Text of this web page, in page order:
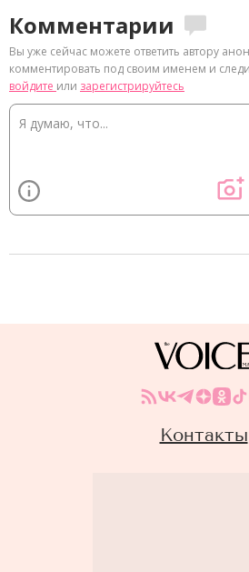
Комментарии
Вы уже сейчас можете ответить автору
комментировать под своим именем и
войдите или зарегистрируйтесь
Контакты